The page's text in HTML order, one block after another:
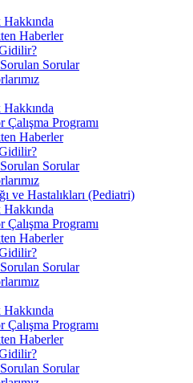
Haberler
Sorulan Sorular
Çalışma Programı
Haberler
Sorulan Sorular
ve Hastalıkları (Pediatri)
Çalışma Programı
Haberler
Sorulan Sorular
Çalışma Programı
Haberler
Sorulan Sorular